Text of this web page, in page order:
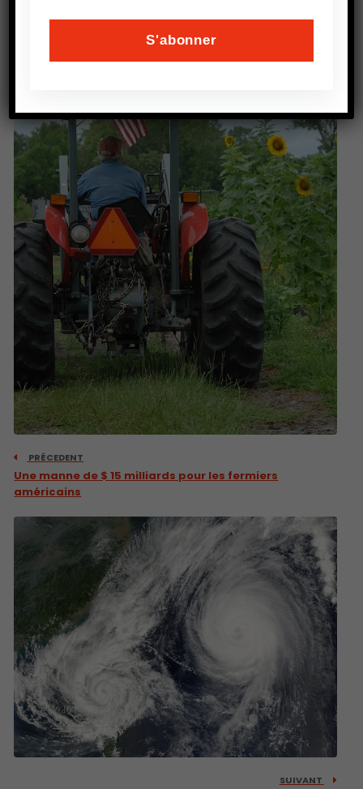
PRÉCEDENT
Une manne de $ 15 milliards pour les fermiers
américains
SUIVANT